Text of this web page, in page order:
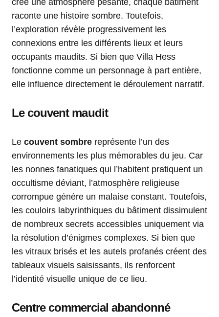
crée une atmosphère pesante, chaque bâtiment
raconte une histoire sombre. Toutefois,
l’exploration révèle progressivement les
connexions entre les différents lieux et leurs
occupants maudits. Si bien que Villa Hess
fonctionne comme un personnage à part entière,
elle influence directement le déroulement narratif.
Le couvent maudit
Le couvent sombre représente l’un des
environnements les plus mémorables du jeu. Car
les nonnes fanatiques qui l’habitent pratiquent un
occultisme déviant, l’atmosphère religieuse
corrompue génère un malaise constant. Toutefois,
les couloirs labyrinthiques du bâtiment dissimulent
de nombreux secrets accessibles uniquement via
la résolution d’énigmes complexes. Si bien que
les vitraux brisés et les autels profanés créent des
tableaux visuels saisissants, ils renforcent
l’identité visuelle unique de ce lieu.
Centre commercial abandonné